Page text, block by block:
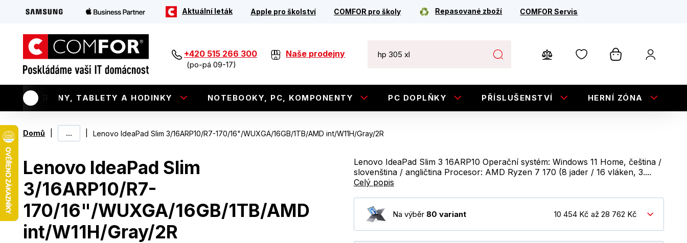
Aktuální leták Apple pro školství COMFOR pro školy Repasované zboží COMFOR Servis
+420 515 266 300
(po-pá 09-17)
Naše prodejny
TELEFONY, TABLETY A HODINKY NOTEBOOKY, PC, KOMPONENTY PC DOPLŇKY PŘÍSLUŠENSTVÍ HERNÍ ZÓNA
Domů ... Lenovo IdeaPad Slim 3/16ARP10/R7-170/16"/WUXGA/16GB/1TB/AMD int/W11H/Gray/2R
Lenovo IdeaPad Slim
3/16ARP10/R7-
170/16"/WUXGA/16GB/1TB/AMD
int/W11H/Gray/2R
Lenovo IdeaPad Slim 3 16ARP10 Operační systém: Windows 11 Home, čeština /
slovenština / angličtina Procesor: AMD Ryzen 7 170 (8 jader / 16 vláken, 3....
Celý popis
Na výběr 80 variant 10 454 Kč až 28 762 Kč